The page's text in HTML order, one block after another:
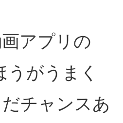
アプリの
うがうまく
チャンスあ